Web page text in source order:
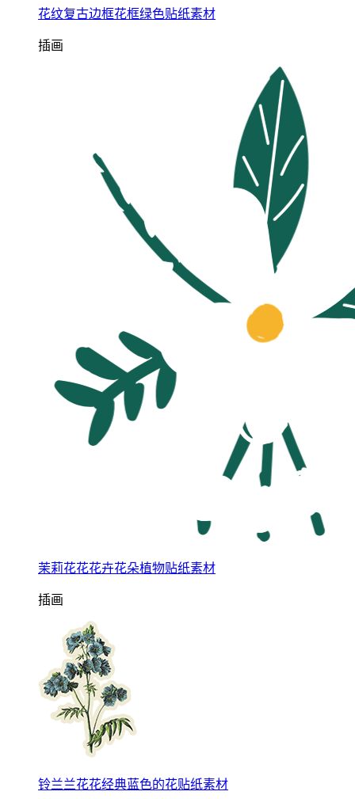
花纹复古边框花框绿色贴纸素材
插画
茉莉花花花卉花朵植物贴纸素材
插画
铃兰兰花花经典蓝色的花贴纸素材